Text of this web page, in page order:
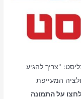
"צריך להגיע
המעייפת
על התמונה